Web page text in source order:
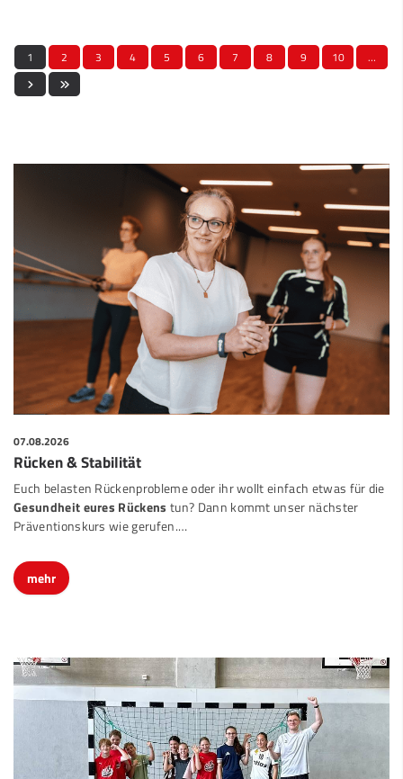
1 2 3 4 5 6 7 8 9 10 …
07.08.2026
Rücken & Stabilität
Euch belasten Rückenprobleme oder ihr wollt einfach etwas für die
Gesundheit eures Rückens tun? Dann kommt unser nächster
Präventionskurs wie gerufen.…
mehr